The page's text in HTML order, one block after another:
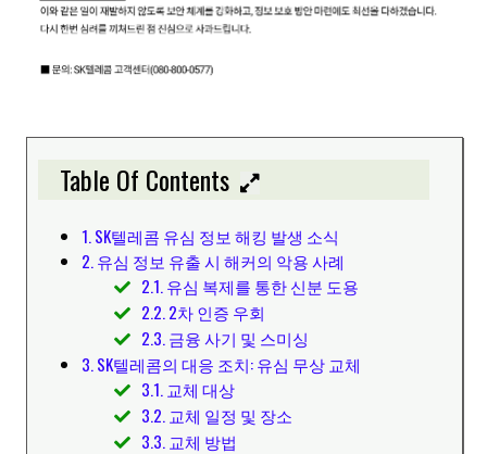
Table Of Contents
1. SK텔레콤 유심 정보 해킹 발생 소식
2. 유심 정보 유출 시 해커의 악용 사례
2.1. 유심 복제를 통한 신분 도용
2.2. 2차 인증 우회
2.3. 금융 사기 및 스미싱
3. SK텔레콤의 대응 조치: 유심 무상 교체
3.1. 교체 대상
3.2. 교체 일정 및 장소
3.3. 교체 방법